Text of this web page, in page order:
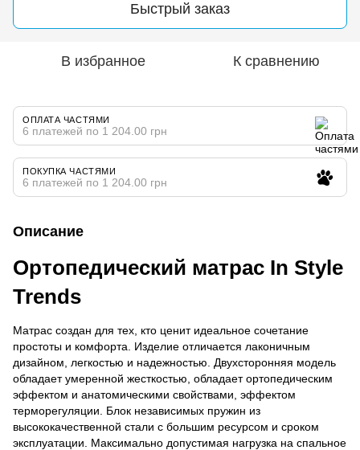
Быстрый заказ
В избранное К сравнению
ОПЛАТА ЧАСТЯМИ
6 платежей по 1 204.00 грн
ПОКУПКА ЧАСТЯМИ
6 платежей по 1 204.00 грн
Описание
Ортопедический матрас In Style
Trends
Матрас создан для тех, кто ценит идеальное сочетание
простоты и комфорта. Изделие отличается лаконичным
дизайном, легкостью и надежностью. Двухсторонняя модель
обладает умеренной жесткостью, обладает ортопедическим
эффектом и анатомическими свойствами, эффектом
терморегуляции. Блок независимых пружин из
высококачественной стали с большим ресурсом и сроком
эксплуатации. Максимально допустимая нагрузка на спальное